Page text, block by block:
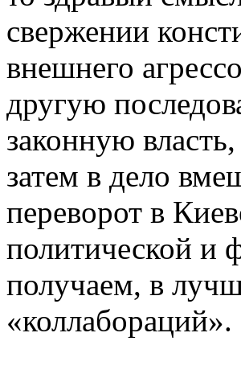
свержении
внешнего
другую
законную
затем в дело
переворот в
политической и
получаем, в
«коллабораций».